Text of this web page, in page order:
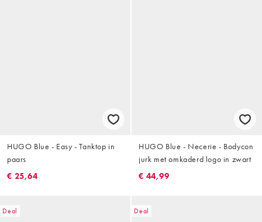
HUGO Blue - Easy - Tanktop in
paars
€ 25,64
HUGO Blue - Necerie - Bodycon
jurk met omkaderd logo in zwart
€ 44,99
Deal Deal